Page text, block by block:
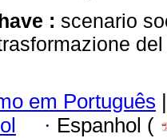
: scenario
em Português |
· Espanhol (